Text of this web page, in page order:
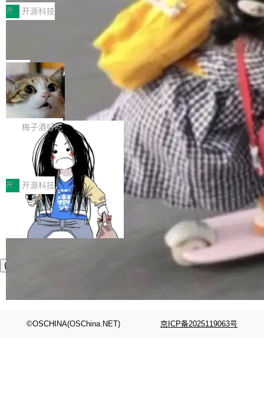
持续开源更多基于UCL-Engine的高性能通信组
件。 腾讯网平团队在UCL-MPComm中实现了一
个独立于业务线程的全局通信引擎（Engine），
经开始引入 AI Coding 工具，通过调用公有云模
型或企业内部部署模型提升研发效率。但随着 AI
Coding 从个人辅助工具逐步走向团队级、组织
级应用，企业在规模化落地过程中，对安全性、
可控性和代码质量提出了更高要求。 首先是数据
安全与合规要求。对于大多数普通研发场景，公
有云模型能够满足快速试用和效率提升的需求。
但对于金融、能源、医疗等对数据安全要求较...
智能应用典型案例名单》，集中展示人工智能在
各领域的应用成果，覆盖技术底座、行业赋能、
产品应用、支撑保障、专题等五大方向。深信服
AI算力网关（AI创新平台）成功入选！ 随着各行
各业的Agent走向规模化建设，算力构成形态逐
渐丰富，用户关注的重点也在发生变化：不只是
让AI用起来，还要进一步看清混合算力时代下，
Token花在哪里、算力是否被充分利用，以及持
续增长的AI成本该如何优化。 深信服AI算力网关
正是围绕这些实际问题，从Token治理和成本治
理两个方面，让用户的每一份算力都看得清、管
得住、用得稳、省得下、更安全！ 一、从现在开
始，Token使用一目...
开 开源科技
Jeff Dean 离开 Google：一个时代的结
束，一个实验室的开始
Google 员工编号 20。MapReduce 作者之一。
Bigtable 作者之一。TensorFlow 的作者之一。
Gemini 的架构师。Google 首席科学家。 Jeff D
ean 在 Google 工作了 27 年后，宣布离职。 他
不是一个人走。一同离开的还有 Sanjay Ghema
wat（Google 员工编号 23，Jeff Dean 二十多
年的编程搭档，MapReduce 和 Bigtable 的共同
作者）、Quoc Le（Google 大脑核心成员，Se
q2Seq 和 DocAI 的共同发明人）以及 Oriol Vin
yals（Gemini 联合负责人，AlphaSta...
局
🔥 SolonCode v2026.8.4 发布：界面
字体可调、22 种语言、记忆搜索增强
打开终端就能上岗的全中文编码智能体，这一轮
把「看得清、用母语、记得住」三件事一次补
齐。 SolonCode 是什么 SolonCode 是杭州无
耳科技研发的企业级终端编码智能体——一位全
中文驱动的数字员工，自主理解需求、规划步
骤、编写代码。不挑模型、不挑平台，curl 一行
装完即用。 开源地址：Gitee · GitCode · GitHu
b 安装 支持 Java 8+（8~26）、macOS / Linu
x / Windows / Harmony PC。 # macOS / Linu
x / Harmony PC curl -fsSL https://solon.noea
梅子酒好吃
让“代码语义理解”深度释放AI Coding
价值潜能：华为云码道（CodeArts）
代码仓技术解析
一、代码仓深度理解技术的作用与价值 在软件工
程实践中，代码仓是企业核心知识资产的主要载
体。企业级代码仓库通常包含数十万乃至数百万
个文件，其规模远超单次模型调用可承载的上下
文窗口。随着项目规模的持续扩张与代码历史的
不断累积，代码仓中的模块关系、接口契约、业
务逻辑等关键信息往往分散于数十乃至数百个文
件之中，形成高度复杂的知识关联网络。传统的
理解大规模代码仓时面临显著"代码仓理解"瓶
开 开源科技
©OSCHINA(OSChina.NET) 京ICP备2025119063号